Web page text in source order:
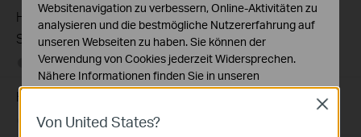
How to Troubleshoot Unstable Internet Issue on Omada
Switch
06-24-2026 129875views
How to Troubleshoot No Internet Issue on Omada Switch
06-24-2026 184176views
Von United States?
Close
Websitenavigation zu verbessern, Online-Aktivitäten zu
analysieren und die bestmögliche Nutzererfahrung auf
unseren Webseiten zu haben. Sie können der
Verwendung von Cookies jederzeit Widersprechen.
Nähere Informationen finden Sie in unseren
Datenschutzhinweisen.
Notwendige Cookies